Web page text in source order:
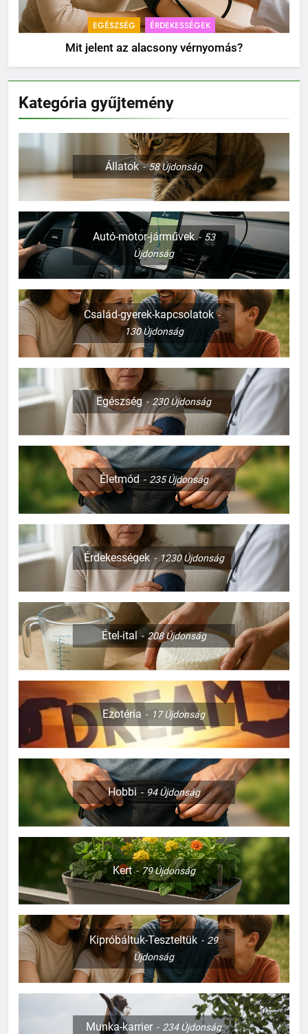
EGÉSZSÉG ÉRDEKESSÉGEK
Mit jelent az alacsony vérnyomás?
Kategória gyűjtemény
Állatok 58Újdonság
Autó-motor-járművek
53
Újdonság
Család-gyerek-kapcsolatok
130Újdonság
Egészség 230Újdonság
Életmód 235Újdonság
Érdekességek 1230Újdonság
Étel-ital 208Újdonság
Ezotéria 17Újdonság
Hobbi 94Újdonság
Kert 79Újdonság
Kipróbáltuk-Teszteltük
29
Újdonság
Munka-karrier 234Újdonság